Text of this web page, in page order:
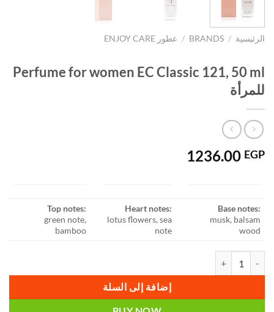
الرئيسية /
BRANDS
/ عطور ENJOY CARE
Perfume for women EC Classic 121, 50 ml
للمرأة
1236.00 EGP
Top notes:
green note,
bamboo
Heart notes:
lotus flowers, sea
note
Base notes:
musk, balsam
wood
إضافة إلى السلة